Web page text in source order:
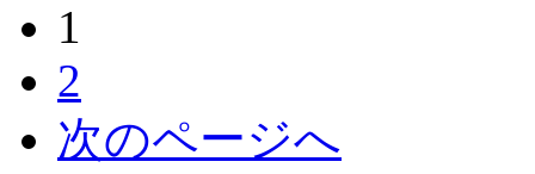
1
2
次のページへ